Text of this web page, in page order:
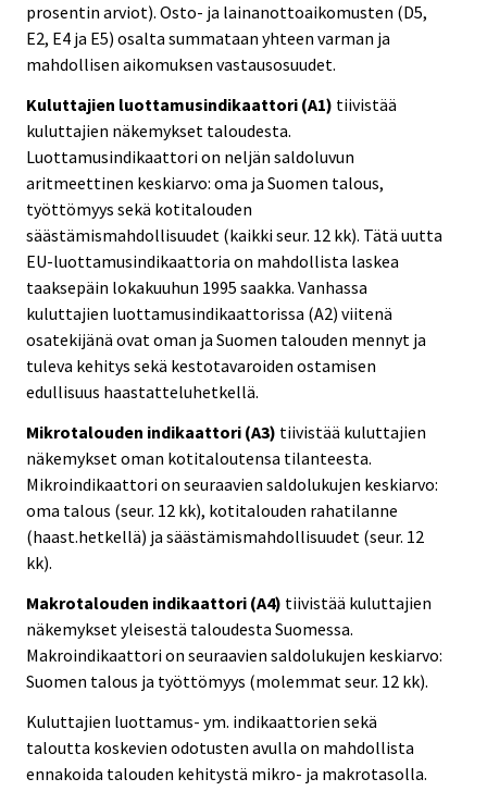
prosentin arviot). Osto- ja lainanottoaikomusten (D5,
E2, E4 ja E5) osalta summataan yhteen varman ja
mahdollisen aikomuksen vastausosuudet.
Kuluttajien luottamusindikaattori (A1) tiivistää
kuluttajien näkemykset taloudesta.
Luottamusindikaattori on neljän saldoluvun
aritmeettinen keskiarvo: oma ja Suomen talous,
työttömyys sekä kotitalouden
säästämismahdollisuudet (kaikki seur. 12 kk). Tätä uutta
EU-luottamusindikaattoria on mahdollista laskea
taaksepäin lokakuuhun 1995 saakka. Vanhassa
kuluttajien luottamusindikaattorissa (A2) viitenä
osatekijänä ovat oman ja Suomen talouden mennyt ja
tuleva kehitys sekä kestotavaroiden ostamisen
edullisuus haastatteluhetkellä.
Mikrotalouden indikaattori (A3) tiivistää kuluttajien
näkemykset oman kotitaloutensa tilanteesta.
Mikroindikaattori on seuraavien saldolukujen keskiarvo:
oma talous (seur. 12 kk), kotitalouden rahatilanne
(haast.hetkellä) ja säästämismahdollisuudet (seur. 12
kk).
Makrotalouden indikaattori (A4) tiivistää kuluttajien
näkemykset yleisestä taloudesta Suomessa.
Makroindikaattori on seuraavien saldolukujen keskiarvo:
Suomen talous ja työttömyys (molemmat seur. 12 kk).
Kuluttajien luottamus- ym. indikaattorien sekä
taloutta koskevien odotusten avulla on mahdollista
ennakoida talouden kehitystä mikro- ja makrotasolla.